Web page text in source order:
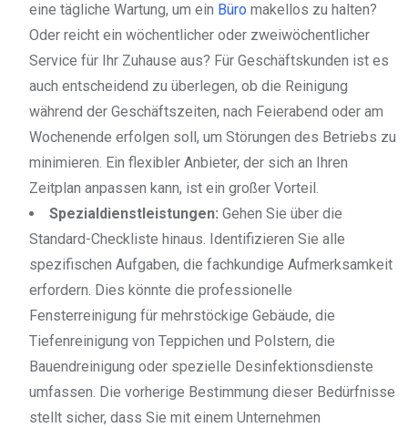
eine tägliche Wartung, um ein Büro makellos zu halten?
Oder reicht ein wöchentlicher oder zweiwöchentlicher
Service für Ihr Zuhause aus? Für Geschäftskunden ist es
auch entscheidend zu überlegen, ob die Reinigung
während der Geschäftszeiten, nach Feierabend oder am
Wochenende erfolgen soll, um Störungen des Betriebs zu
minimieren. Ein flexibler Anbieter, der sich an Ihren
Zeitplan anpassen kann, ist ein großer Vorteil.
Spezialdienstleistungen: Gehen Sie über die
Standard-Checkliste hinaus. Identifizieren Sie alle
spezifischen Aufgaben, die fachkundige Aufmerksamkeit
erfordern. Dies könnte die professionelle
Fensterreinigung für mehrstöckige Gebäude, die
Tiefenreinigung von Teppichen und Polstern, die
Bauendreinigung oder spezielle Desinfektionsdienste
umfassen. Die vorherige Bestimmung dieser Bedürfnisse
stellt sicher, dass Sie mit einem Unternehmen